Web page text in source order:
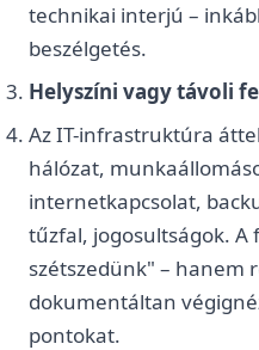
technikai interjú –
beszélgetés.
Helyszíni vagy távoli
Az IT-infrastruktúra
hálózat,
internetkapcsolat,
tűzfal, jogosultságok.
szétszedünk" – hanem
dokumentáltan
pontokat.